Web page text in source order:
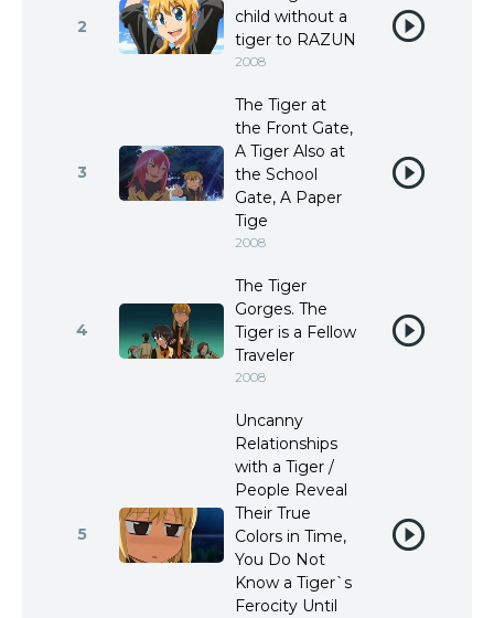
2
child without a
tiger to RAZUN
2008
3
The Tiger at
the Front Gate,
A Tiger Also at
the School
Gate, A Paper
Tige
2008
4
The Tiger
Gorges. The
Tiger is a Fellow
Traveler
2008
5
Uncanny
Relationships
with a Tiger /
People Reveal
Their True
Colors in Time,
You Do Not
Know a Tiger`s
Ferocity Until